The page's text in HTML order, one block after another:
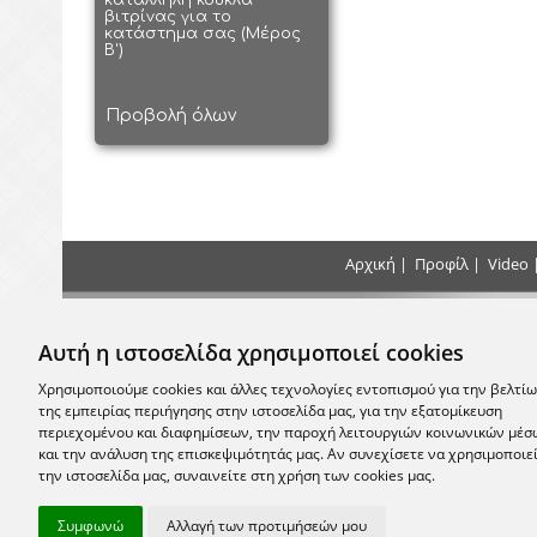
Αυτή η ιστοσελίδα χρησιμοποιεί cookies
Χρησιμοποιούμε cookies και άλλες τεχνολογίες εντοπισμού για την
της εμπειρίας περιήγησης στην ιστοσελίδα μας, για την εξατομίκευση
περιεχομένου και διαφημίσεων, την παροχή λειτουργιών κοινωνικών
και την ανάλυση της επισκεψιμότητάς μας. Αν συνεχίσετε να
την ιστοσελίδα μας, συναινείτε στη χρήση των cookies μας.
Συμφωνώ Αλλαγή των προτιμήσεών μου
βιτρίνας για το
κατάστημα σας (Μέρος
Β')
Προβολή όλων
Αρχική | Προφίλ | Video |
Κάντε τις πληρωμές σας με Κατάθεση, Κατά
την Παράδοση ή με Πιστωτική Κάρτα στο
κατάστημα μας
+30
email:
Σας